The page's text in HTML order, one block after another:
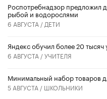
Роспотребнадзор предложил
рыбой и водорослями
6 АВГУСТА / ДЕТИ
​Яндекс обучил более 20
6 АВГУСТА /УЧИТЕЛЯ
Минимальный набор товаров
5 АВГУСТА / ШКОЛЬНИКИ